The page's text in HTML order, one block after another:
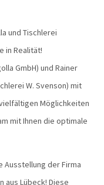
und Tischlerei
in Realität!
GmbH) und Rainer
W. Svenson) mit
Möglichkeiten
mit Ihnen die optimale
Ausstellung der Firma
aus Lübeck! Diese